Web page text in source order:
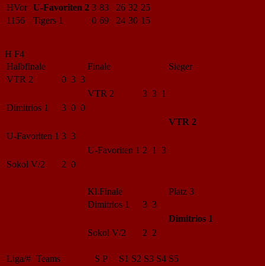
HVor U-Favoriten 2 3 83 26 32 25
1156
Tigers 1 0 69 24 30 15
H F4
Halbfinale
Finale
Sieger
VTR 2
0 3 3
VTR 2
3 3 1
Dimitrios 1
3 0 0
VTR 2
U-Favoriten 1 3 3
U-Favoriten 1 2 1 3
Sokol V/2
2 0
Kl.Finale
Platz 3
Dimitrios 1
3 3
Dimitrios 1
Sokol V/2
2 2
Liga/# Teams S P S1 S2 S3 S4 S5